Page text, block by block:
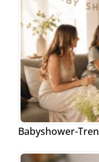
Babyshower-